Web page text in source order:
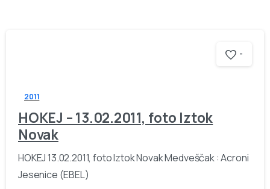
-
2011
HOKEJ – 13.02.2011, foto Iztok
Novak
HOKEJ 13.02.2011, foto Iztok Novak Medveščak : Acroni
Jesenice (EBEL)